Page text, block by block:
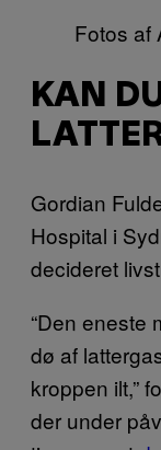
Fotos af
KAN
Gordian
Hospital i
decideret
“Den eneste
dø af
kroppen ilt,”
der under